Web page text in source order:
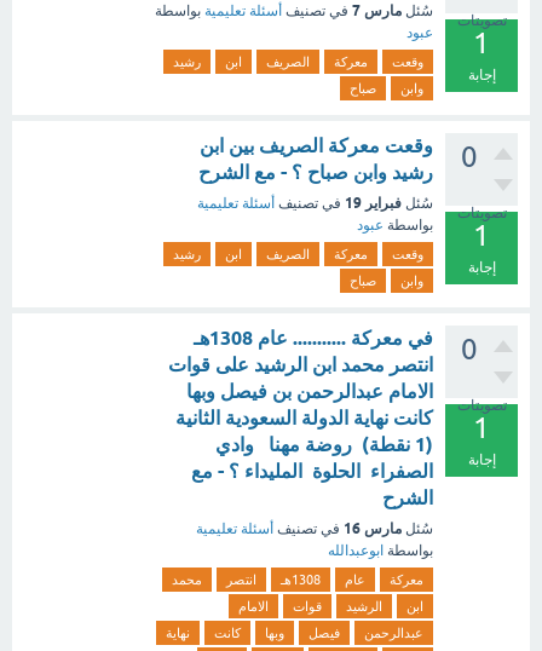
تصويتات
1
إجابة
سُئل مارس 7 في تصنيف أسئلة تعليمية بواسطة
عبود
وقعت معركة الصريف ابن
رشيد
وابن
صباح
0
تصويتات
1
إجابة
وقعت معركة الصريف بين ابن
رشيد وابن صباح ؟ - مع الشرح
سُئل فبراير 19 في تصنيف أسئلة تعليمية
بواسطة عبود
وقعت معركة الصريف ابن
رشيد
وابن
صباح
0
تصويتات
1
إجابة
في معركة ........... عام 1308هـ
انتصر محمد ابن الرشيد على قوات
الامام عبدالرحمن بن فيصل وبها
كانت نهاية الدولة السعودية الثانية
(1 نقطة) روضة مهنا وادي
الصفراء الحلوة المليداء ؟ - مع
الشرح
سُئل مارس 16 في تصنيف أسئلة تعليمية
بواسطة ابوعبدالله
معركة عام 1308هـ انتصر
محمد
ابن
الرشيد قوات
الامام
عبدالرحمن
فيصل وبها كانت
نهاية